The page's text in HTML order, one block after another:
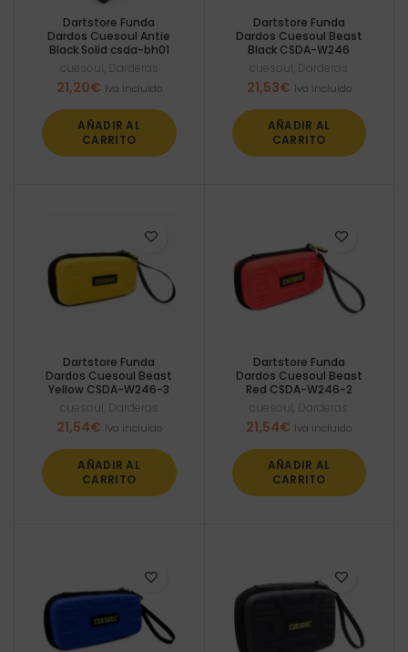
Dartstore Funda
Dardos Cuesoul Antie
Black Solid csda-bh01
cuesoul Darderas
21,20€ Iva incluido
AÑADIR AL
CARRITO
Dartstore Funda
Dardos Cuesoul Beast
Black CSDA-W246
cuesoul Darderas
21,53€ Iva incluido
AÑADIR AL
CARRITO
Dartstore Funda
Dardos Cuesoul Beast
Yellow CSDA-W246-3
cuesoul Darderas
21,54€ Iva incluido
AÑADIR AL
CARRITO
Dartstore Funda
Dardos Cuesoul Beast
Red CSDA-W246-2
cuesoul Darderas
21,54€ Iva incluido
AÑADIR AL
CARRITO